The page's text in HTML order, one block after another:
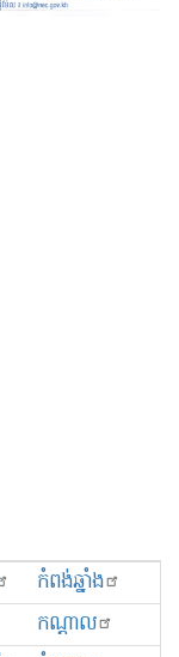
កំពង់ឆ្នាំង
កណ្ដាល